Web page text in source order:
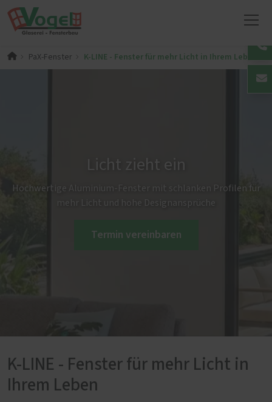
PaX-Fenster K-LINE - Fenster für mehr Licht in Ihrem Leben
Licht zieht ein
Hochwertige Aluminium-Fenster mit schlanken Profilen für
mehr Licht und hohe Designansprüche
Termin vereinbaren
K-LINE - Fenster für mehr Licht in
Ihrem Leben